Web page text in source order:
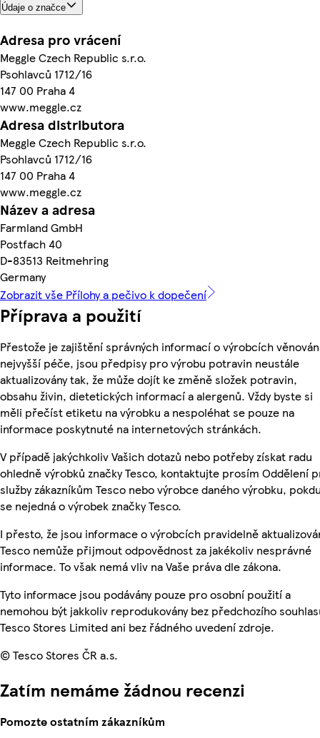
Údaje o značce
Adresa pro vrácení
Meggle Czech Republic s.r.o.
Psohlavců 1712/16
147 00 Praha 4
www.meggle.cz
Adresa distributora
Meggle Czech Republic s.r.o.
Psohlavců 1712/16
147 00 Praha 4
www.meggle.cz
Název a adresa
Farmland GmbH
Postfach 40
D-83513 Reitmehring
Germany
Zobrazit vše Přílohy a pečivo k dopečení
Příprava a použití
Přestože je zajištění správných informací o výrobcích
nejvyšší péče, jsou předpisy pro výrobu potravin neustále
aktualizovány tak, že může dojít ke změně složek potravin,
obsahu živin, dietetických informací a alergenů. Vždy byste si
měli přečíst etiketu na výrobku a nespoléhat se pouze na
informace poskytnuté na internetových stránkách.
V případě jakýchkoliv Vašich dotazů nebo potřeby získat radu
ohledně výrobků značky Tesco, kontaktujte prosím Oddělení
služby zákazníkům Tesco nebo výrobce daného výrobku,
se nejedná o výrobek značky Tesco.
I přesto, že jsou informace o výrobcích pravidelně
Tesco nemůže přijmout odpovědnost za jakékoliv nesprávné
informace. To však nemá vliv na Vaše práva dle zákona.
Tyto informace jsou podávány pouze pro osobní použití a
nemohou být jakkoliv reprodukovány bez předchozího
Tesco Stores Limited ani bez řádného uvedení zdroje.
© Tesco Stores ČR a.s.
Zatím nemáme žádnou recenzi
Pomozte ostatním zákazníkům